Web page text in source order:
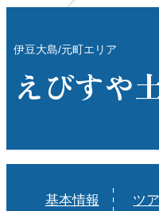
伊豆大島/元町エリア
えびすや
基本情報 ツ